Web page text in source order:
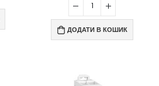
ДОДАТИ В КОШИК